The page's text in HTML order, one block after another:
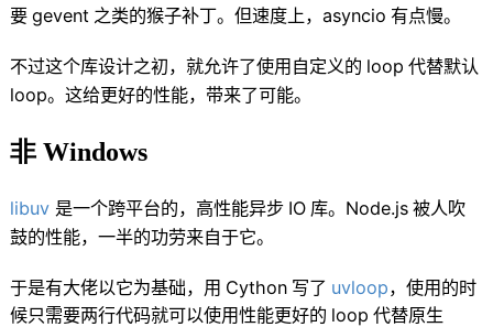
要 gevent 之类的猴子补丁。但速度上，asyncio 有点慢。
不过这个库设计之初，就允许了使用自定义的 loop 代替默认
loop。这给更好的性能，带来了可能。
非 Windows
libuv 是一个跨平台的， 高性能异步 IO 库。 Node.js 被人吹
鼓的性能，一半的功劳来自于它。
于是有大佬以它为基础， 用 Cython 写了 uvloop，使用的时
候只需要两行代码就可以使用性能更好的 loop 代替原生